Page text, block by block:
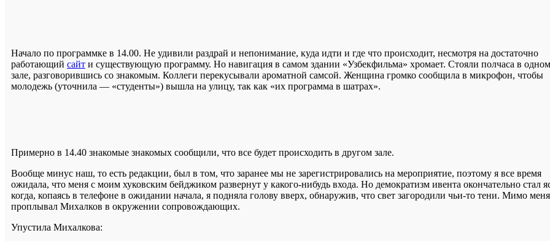
Начало по программке в 14.00. Не удивили раздрай и непонимание, куда идти и где что происходит, несмотря на достаточно
работающий сайт и существующую программу. Но навигация в самом здании «Узбекфильма» хромает. Стояли полчаса в одном
зале, разговорившись со знакомым. Коллеги перекусывали ароматной самсой. Женщина громко сообщила в микрофон, чтобы
молодежь (уточнила — «студенты») вышла на улицу, так как «их программа в шатрах».
Примерно в 14.40 знакомые знакомых сообщили, что все будет происходить в другом зале.
Вообще минус наш, то есть редакции, был в том, что заранее мы не зарегистрировались на мероприятие, поэтому я все время
ожидала, что меня с моим хуковским бейджиком развернут у какого-нибудь входа. Но демократизм ивента окончательно стал
когда, копаясь в телефоне в ожидании начала, я подняла голову вверх, обнаружив, что свет загородили чьи-то тени. Мимо меня
проплывал Михалков в окружении сопровождающих.
Упустила Михалкова: